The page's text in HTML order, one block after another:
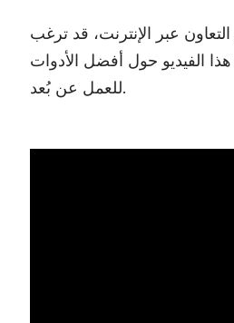
عبر الإنترنت، قد ترغب
الفيديو حول أفضل الأدوات
للعمل عن بُعد.